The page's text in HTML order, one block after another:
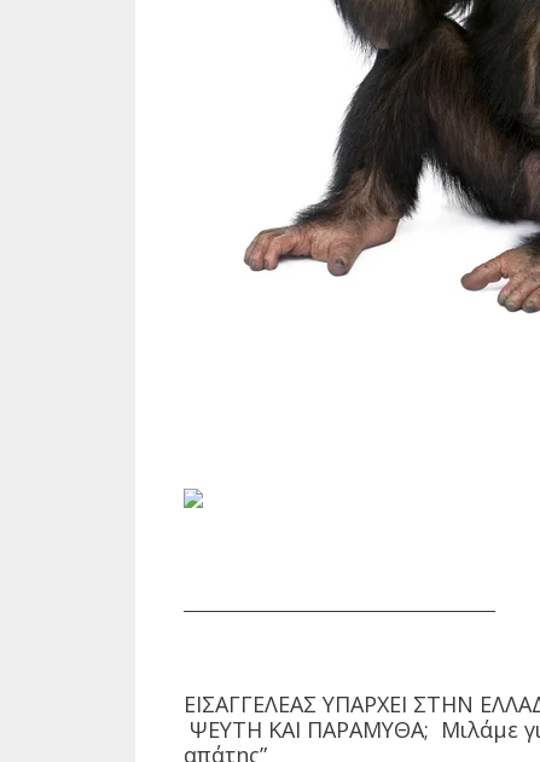
ΕΙΣΑΓΓΕΛΕΑΣ ΥΠΑΡΧΕΙ ΣΤΗΝ
ΨΕΥΤΗ ΚΑΙ ΠΑΡΑΜΥΘΑ; Μιλάμε
απάτης”